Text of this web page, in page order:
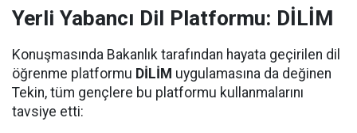
Yerli Yabancı Dil Platformu: DİLİM
Konuşmasında Bakanlık tarafından hayata geçirilen dil
öğrenme platformu DİLİM uygulamasına da değinen
Tekin, tüm gençlere bu platformu kullanmalarını
tavsiye etti: